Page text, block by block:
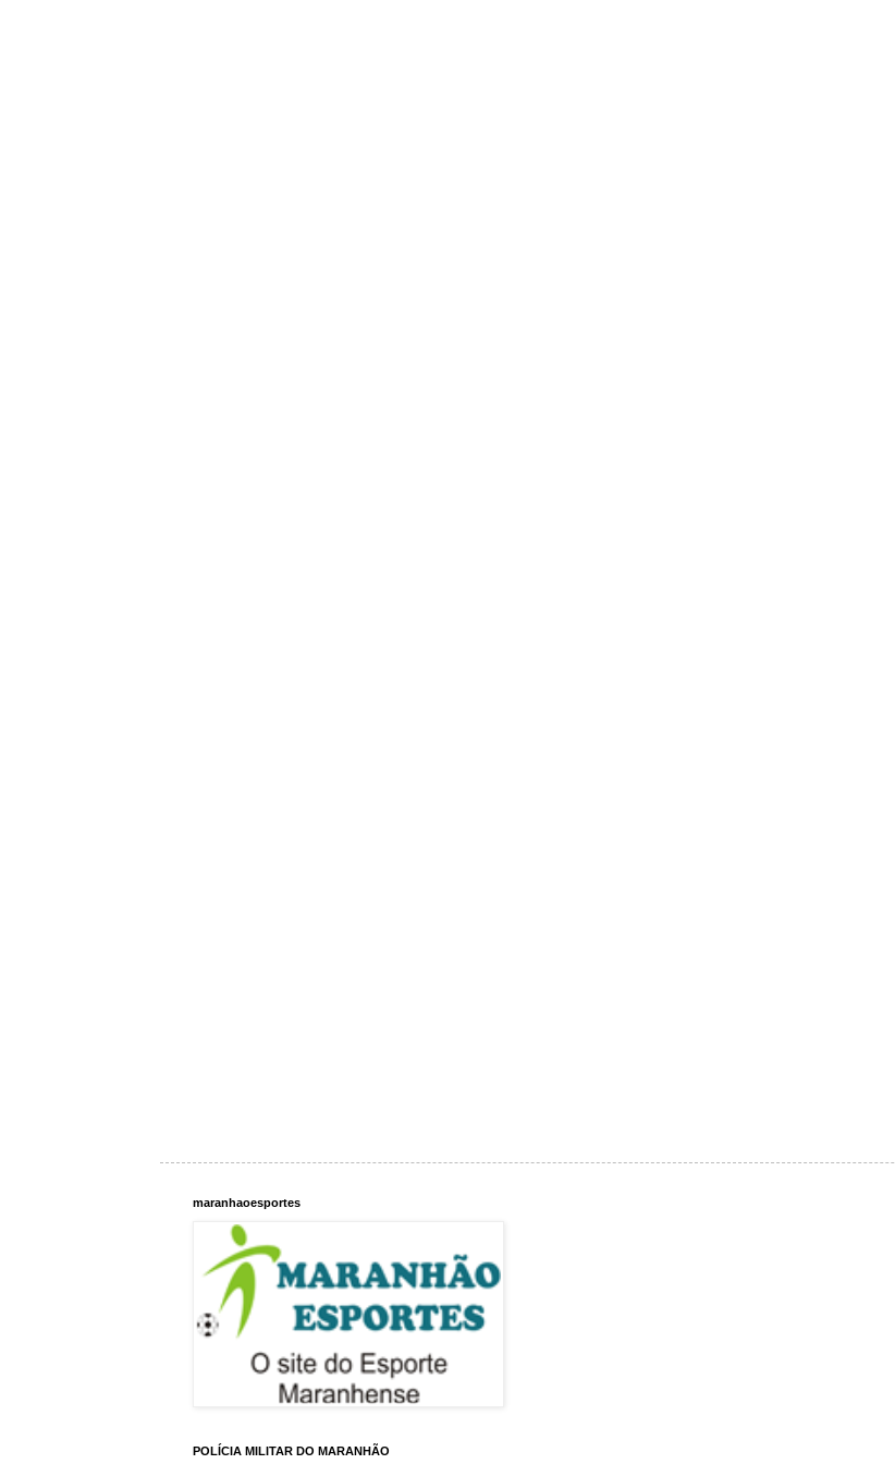
maranhaoesportes
POLÍCIA MILITAR DO MARANHÃO